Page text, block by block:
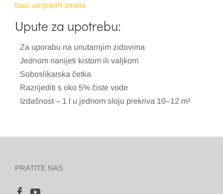
bazi umjetnih smola
Upute za upotrebu:
Za uporabu na unutarnjim zidovima
Jednom nanijeti kistom ili valjkom
Soboslikarska četka
Razrijediti s oko 5% čiste vode
Izdašnost – 1 l u jednom sloju prekriva 10–12 m²
PRATITE NAS